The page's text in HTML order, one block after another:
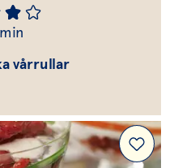
vårrullar